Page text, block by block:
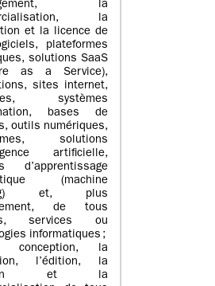
la
la
et la licence de
plateformes
solutions SaaS
as a Service),
sites internet,
systèmes
bases de
outils numériques,
solutions
artificielle,
d’apprentissage
(machine
et, plus
de tous
services ou
informatiques ;
la
l’édition, la
et la